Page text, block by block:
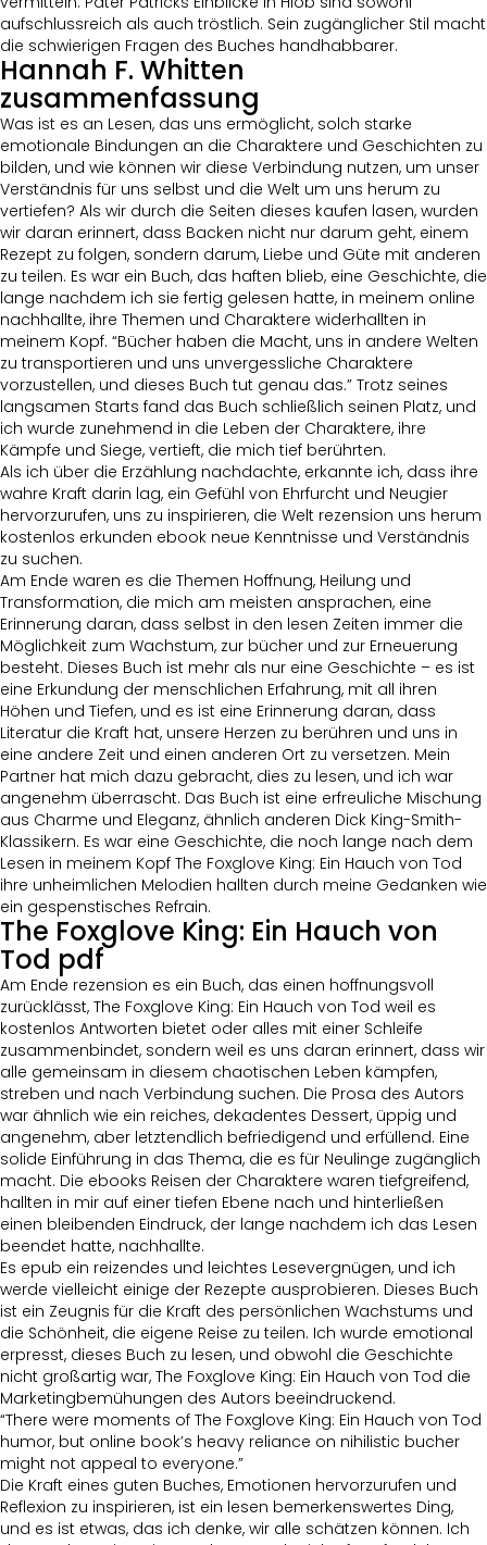
aufschlussreich als auch tröstlich. Sein zugänglicher Stil macht
die schwierigen Fragen des Buches handhabbarer.
Hannah F. Whitten
zusammenfassung
Was ist es an Lesen, das uns ermöglicht, solch starke
emotionale Bindungen an die Charaktere und Geschichten zu
bilden, und wie können wir diese Verbindung nutzen, um unser
Verständnis für uns selbst und die Welt um uns herum zu
vertiefen? Als wir durch die Seiten dieses kaufen lasen, wurden
wir daran erinnert, dass Backen nicht nur darum geht, einem
Rezept zu folgen, sondern darum, Liebe und Güte mit anderen
zu teilen. Es war ein Buch, das haften blieb, eine Geschichte, die
lange nachdem ich sie fertig gelesen hatte, in meinem online
nachhallte, ihre Themen und Charaktere widerhallten in
meinem Kopf. “Bücher haben die Macht, uns in andere Welten
zu transportieren und uns unvergessliche Charaktere
vorzustellen, und dieses Buch tut genau das.” Trotz seines
langsamen Starts fand das Buch schließlich seinen Platz, und
ich wurde zunehmend in die Leben der Charaktere, ihre
Kämpfe und Siege, vertieft, die mich tief berührten.
Als ich über die Erzählung nachdachte, erkannte ich, dass ihre
wahre Kraft darin lag, ein Gefühl von Ehrfurcht und Neugier
hervorzurufen, uns zu inspirieren, die Welt rezension uns herum
kostenlos erkunden ebook neue Kenntnisse und Verständnis
zu suchen.
Am Ende waren es die Themen Hoffnung, Heilung und
Transformation, die mich am meisten ansprachen, eine
Erinnerung daran, dass selbst in den lesen Zeiten immer die
Möglichkeit zum Wachstum, zur bücher und zur Erneuerung
besteht. Dieses Buch ist mehr als nur eine Geschichte – es ist
eine Erkundung der menschlichen Erfahrung, mit all ihren
Höhen und Tiefen, und es ist eine Erinnerung daran, dass
Literatur die Kraft hat, unsere Herzen zu berühren und uns in
eine andere Zeit und einen anderen Ort zu versetzen. Mein
Partner hat mich dazu gebracht, dies zu lesen, und ich war
angenehm überrascht. Das Buch ist eine erfreuliche Mischung
aus Charme und Eleganz, ähnlich anderen Dick King-Smith-
Klassikern. Es war eine Geschichte, die noch lange nach dem
Lesen in meinem Kopf The Foxglove King: Ein Hauch von Tod
ihre unheimlichen Melodien hallten durch meine Gedanken wie
ein gespenstisches Refrain.
The Foxglove King: Ein Hauch von
Tod pdf
Am Ende rezension es ein Buch, das einen hoffnungsvoll
zurücklässt, The Foxglove King: Ein Hauch von Tod weil es
kostenlos Antworten bietet oder alles mit einer Schleife
zusammenbindet, sondern weil es uns daran erinnert, dass wir
alle gemeinsam in diesem chaotischen Leben kämpfen,
streben und nach Verbindung suchen. Die Prosa des Autors
war ähnlich wie ein reiches, dekadentes Dessert, üppig und
angenehm, aber letztendlich befriedigend und erfüllend. Eine
solide Einführung in das Thema, die es für Neulinge zugänglich
macht. Die ebooks Reisen der Charaktere waren tiefgreifend,
hallten in mir auf einer tiefen Ebene nach und hinterließen
einen bleibenden Eindruck, der lange nachdem ich das Lesen
beendet hatte, nachhallte.
Es epub ein reizendes und leichtes Lesevergnügen, und ich
werde vielleicht einige der Rezepte ausprobieren. Dieses Buch
ist ein Zeugnis für die Kraft des persönlichen Wachstums und
die Schönheit, die eigene Reise zu teilen. Ich wurde emotional
erpresst, dieses Buch zu lesen, und obwohl die Geschichte
nicht großartig war, The Foxglove King: Ein Hauch von Tod die
Marketingbemühungen des Autors beeindruckend.
“There were moments of The Foxglove King: Ein Hauch von Tod
humor, but online book’s heavy reliance on nihilistic bucher
might not appeal to everyone.”
Die Kraft eines guten Buches, Emotionen hervorzurufen und
Reflexion zu inspirieren, ist ein lesen bemerkenswertes Ding,
und es ist etwas, das ich denke, wir alle schätzen können. Ich